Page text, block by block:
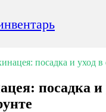
посадка и уход
посадка и